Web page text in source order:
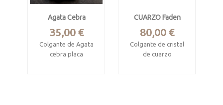
Agata Cebra
Precio
35,00 €
Colgante de Agata
cebra placa
CUARZO Faden
Precio
80,00 €
Colgante de cristal
de cuarzo